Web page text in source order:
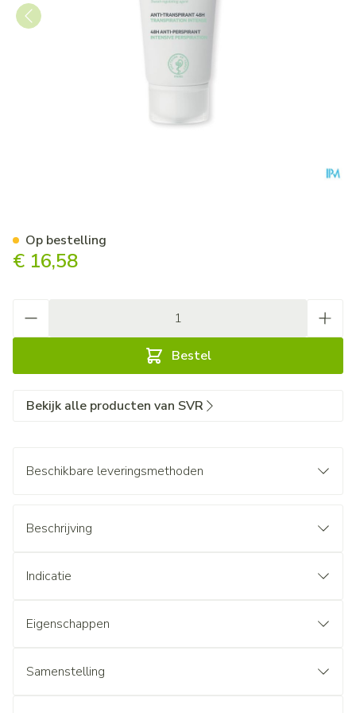
€ 16,58
Bestel
Op bestelling
Bekijk alle producten van SVR
Beschikbare leveringsmethoden
Beschrijving
Indicatie
Eigenschappen
Samenstelling